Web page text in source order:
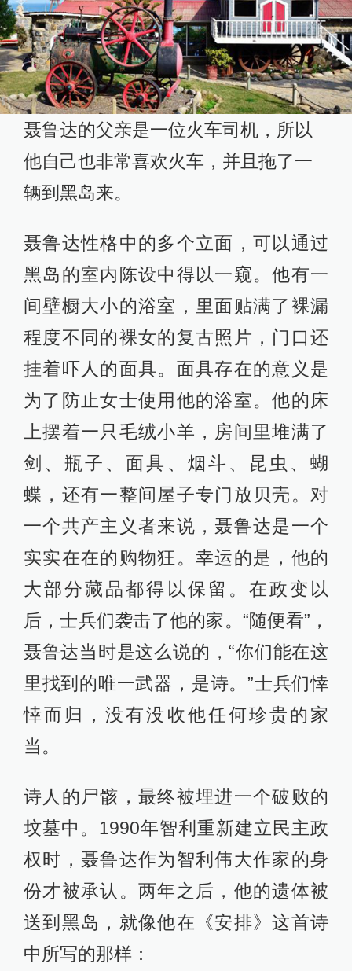
聂鲁达的父亲是一位火车司机，所以
他自己也非常喜欢火车，并且拖了一
辆到黑岛来。
聂鲁达性格中的多个立面，可以通过
黑岛的室内陈设中得以一窥。他有一
间壁橱大小的浴室，里面贴满了裸漏
程度不同的裸女的复古照片，门口还
挂着吓人的面具。面具存在的意义是
为了防止女士使用他的浴室。他的床
上摆着一只毛绒小羊，房间里堆满了
剑、瓶子、面具、烟斗、昆虫、蝴
蝶，还有一整间屋子专门放贝壳。对
一个共产主义者来说，聂鲁达是一个
实实在在的购物狂。幸运的是，他的
大部分藏品都得以保留。在政变以
后，士兵们袭击了他的家。“随便看”，
聂鲁达当时是这么说的，“你们能在这
里找到的唯一武器，是诗。”士兵们悻
悻而归，没有没收他任何珍贵的家
当。
诗人的尸骸，最终被埋进一个破败的
坟墓中。1990年智利重新建立民主政
权时，聂鲁达作为智利伟大作家的身
份才被承认。两年之后，他的遗体被
送到黑岛，就像他在《安排》这首诗
中所写的那样：